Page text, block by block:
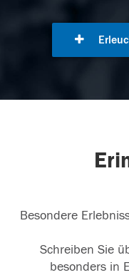
Besondere
Schreiben Sie
besonders in